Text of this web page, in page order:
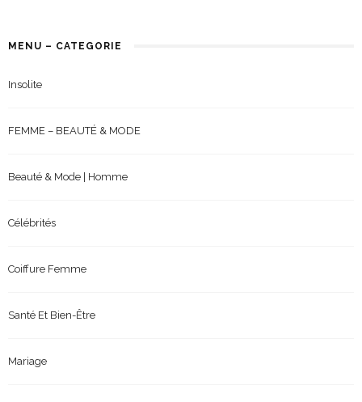
MENU – CATEGORIE
Insolite
FEMME – BEAUTÉ & MODE
Beauté & Mode | Homme
Célébrités
Coiffure Femme
Santé Et Bien-Être
Mariage